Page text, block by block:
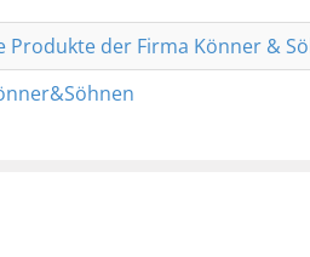
Produkte der Firma Könner &